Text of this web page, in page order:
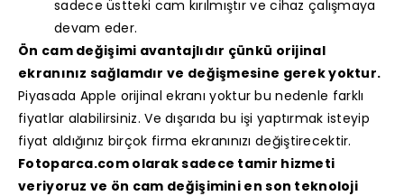
sadece üstteki cam kırılmıştır ve cihaz çalışmaya
devam eder.
Ön cam değişimi avantajlıdır çünkü orijinal
ekranınız sağlamdır ve değişmesine gerek yoktur.
Piyasada Apple orijinal ekranı yoktur bu nedenle farklı
fiyatlar alabilirsiniz. Ve dışarıda bu işi yaptırmak isteyip
fiyat aldığınız birçok firma ekranınızı değiştirecektir.
Fotoparca.com olarak sadece tamir hizmeti
veriyoruz ve ön cam değişimini en son teknoloji